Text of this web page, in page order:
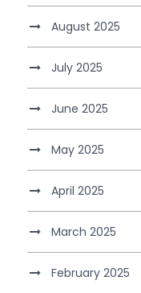
August 2025
July 2025
June 2025
May 2025
April 2025
March 2025
February 2025